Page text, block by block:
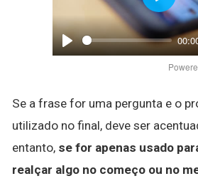
Play
Play
Se a frase for uma pergunta e o
utilizado no final, deve ser
entanto, se for apenas usado
realçar algo no começo ou no